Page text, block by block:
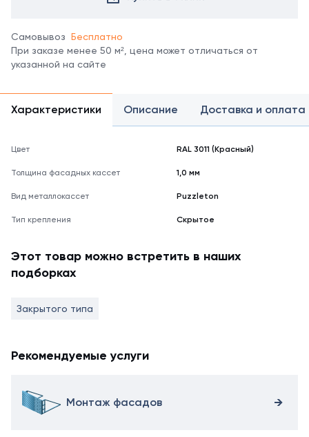
Самовывоз Бесплатно
При заказе менее 50 м², цена может отличаться от
указанной на сайте
Характеристики Описание Доставка и оплата
Цвет RAL 3011 (Красный)
Толщина фасадных кассет 1,0 мм
Вид металлокассет Puzzleton
Тип крепления Скрытое
Этот товар можно встретить в наших
подборках
Закрытого типа
Рекомендуемые услуги
Монтаж фасадов